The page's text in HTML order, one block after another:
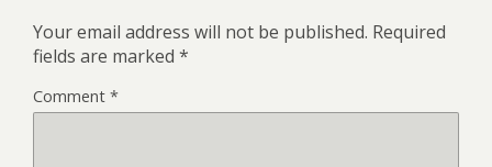
Your email address will not be published. Required
fields are marked *
Comment *